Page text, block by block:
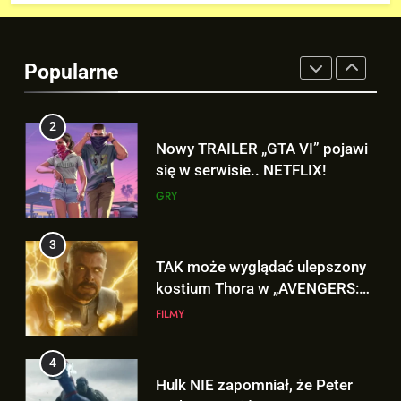
Popularne
2
się w serwisie.. NETFLIX!
3
TAK może wyglądać ulepszony
kostium Thora w „AVENGERS:
DOOMSDAY”!
FILMY
4
Hulk NIE zapomniał, że Peter
Parker to Spider-Man?!
FILMY
5
D.D. Cretton zdradza, że